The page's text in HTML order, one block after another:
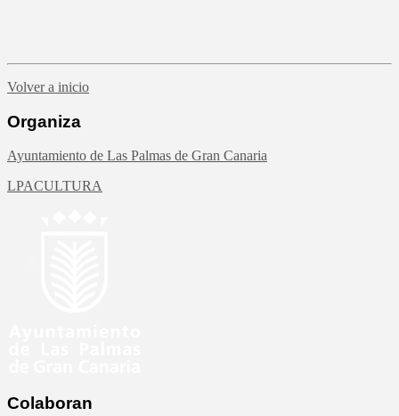
Volver a inicio
Organiza
Ayuntamiento de Las Palmas de Gran Canaria
LPACULTURA
Colaboran